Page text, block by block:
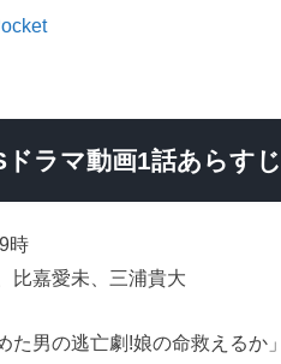
ドラマ動画1話あらす
時
比嘉愛未、三浦貴大
めた男の逃亡劇!娘の命救え